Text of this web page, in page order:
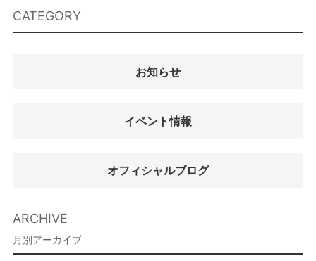
CATEGORY
お知らせ
イベント情報
オフィシャルブログ
ARCHIVE